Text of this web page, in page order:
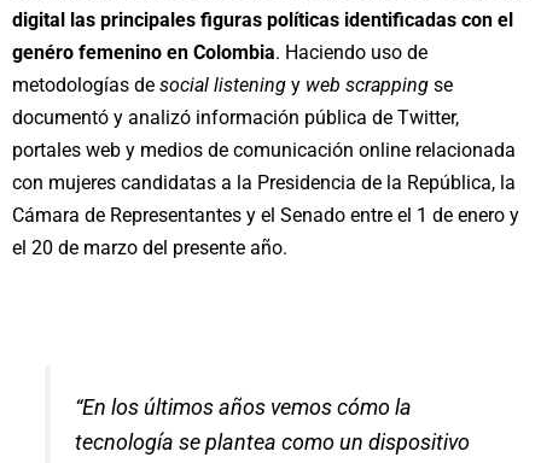
digital las principales figuras políticas identificadas con el
genéro femenino en Colombia. Haciendo uso de
metodologías de social listening y web scrapping se
documentó y analizó información pública de Twitter,
portales web y medios de comunicación online relacionada
con mujeres candidatas a la Presidencia de la República, la
Cámara de Representantes y el Senado entre el 1 de enero y
el 20 de marzo del presente año.
“En los últimos años vemos cómo la
tecnología se plantea como un dispositivo